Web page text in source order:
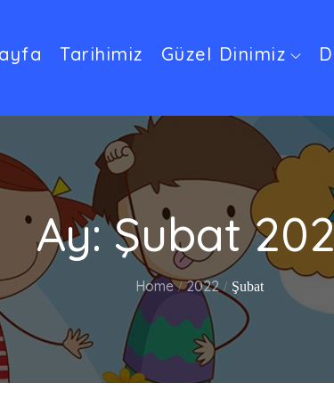
Tarihimiz Güzel Dinimiz
Ay:Şubat
Home 2022 Şubat